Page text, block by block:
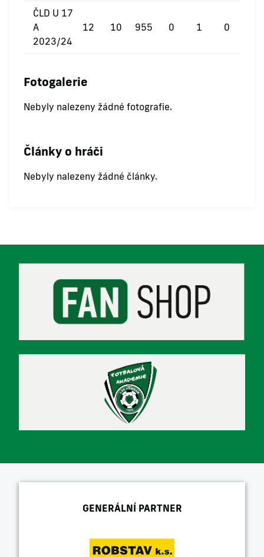
ČLD U 17
A
2023/24
12 10 955 0 1 0
Fotogalerie
Nebyly nalezeny žádné fotografie.
Články o hráči
Nebyly nalezeny žádné články.
GENERÁLNÍ PARTNER